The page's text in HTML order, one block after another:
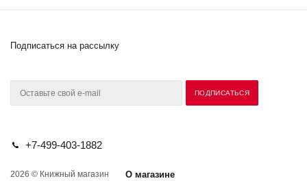
Подписаться на рассылку
+7-499-403-1882
2026 © Книжный магазин
О магазине